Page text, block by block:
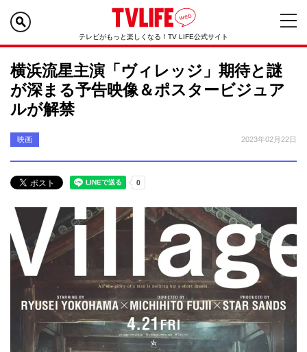
テレビがもっと楽しくなる！TV LIFE公式サイト
横浜流星主演「ヴィレッジ」期待と謎
が深まる予告映像＆ポスタービジュア
ルが解禁
映画 2023年02月22日